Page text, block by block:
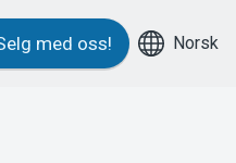
med oss! Norsk